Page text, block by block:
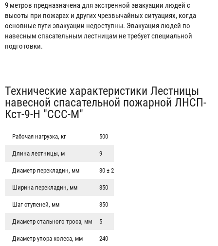
9 метров предназначена для экстренной эвакуации людей с
высоты при пожарах и других чрезвычайных ситуациях, когда
основные пути эвакуации недоступны. Эвакуация людей по
навесным спасательным лестницам не требует специальной
подготовки.
Табы
Технические характеристики Лестницы
навесной спасательной пожарной ЛНСП-
Кст-9-Н "ССС-М"
Рабочая нагрузка, кг 500
Длина лестницы, м 9
Диаметр перекладин, мм 30 ± 2
Ширина перекладин, мм 350
Шаг ступеней, мм 350
Диаметр стального троса, мм 5
Диаметр упора-колеса, мм 240
Лестница навесная спасательная пожарная ЛНСП-Кст-3-
Н "ССС-М"